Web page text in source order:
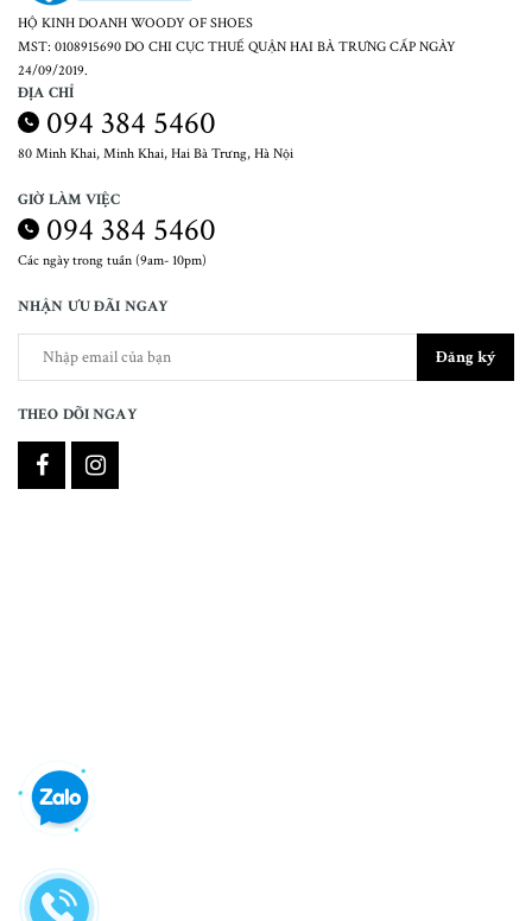
HỘ KINH DOANH WOODY OF SHOES
MST: 0108915690 DO CHI CỤC THUẾ QUẬN HAI BÀ TRƯNG CẤP NGÀY
24/09/2019.
ĐỊA CHỈ
094 384 5460
80 Minh Khai, Minh Khai, Hai Bà Trưng, Hà Nội
GIỜ LÀM VIỆC
094 384 5460
Các ngày trong tuần (9am- 10pm)
NHẬN ƯU ĐÃI NGAY
Đăng ký
THEO DÕI NGAY